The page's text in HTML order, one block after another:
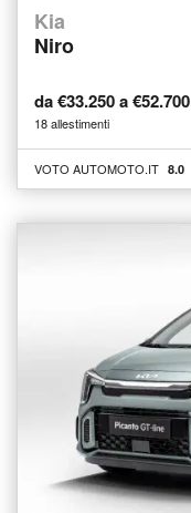
Kia
Niro
da €33.250 a €52.700
18 allestimenti
VOTO AUTOMOTO.IT 8.0